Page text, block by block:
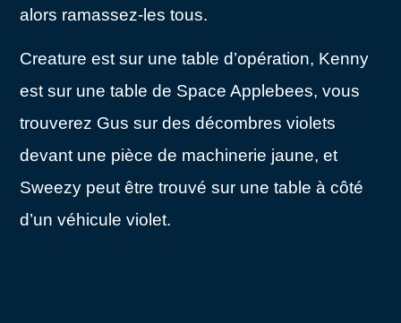
alors ramassez-les tous.
Creature est sur une table d’opération, Kenny
est sur une table de Space Applebees, vous
trouverez Gus sur des décombres violets
devant une pièce de machinerie jaune, et
Sweezy peut être trouvé sur une table à côté
d’un véhicule violet.